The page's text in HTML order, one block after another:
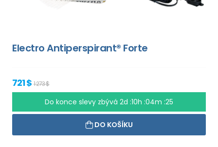
Electro Antiperspirant® Forte
721 $1 273 $
Do konce slevy zbývá 2d :10h :04m :24
DO KOŠÍKU